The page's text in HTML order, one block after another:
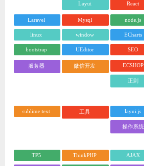
Layui React
Laravel Mysql node.js
linux window ECharts
bootstrap UEditor SEO
服务器 微信开发 ECSHOP
正则
sublime text 工具 layui.js
操作系统
TP5 ThinkPHP AJAX